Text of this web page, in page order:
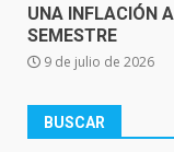
UNA INFLACIÓN
SEMESTRE
9 de julio de 2026
BUSCAR